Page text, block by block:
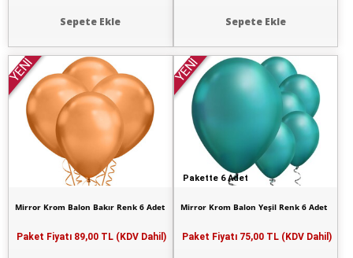
Sepete Ekle Sepete Ekle
YENİ
Mirror Krom Balon Bakır Renk 6 Adet
Paket Fiyatı 89,00 TL (KDV Dahil)
Pakette 6 Adet
YENİ
Mirror Krom Balon Yeşil Renk 6 Adet
Paket Fiyatı 75,00 TL (KDV Dahil)